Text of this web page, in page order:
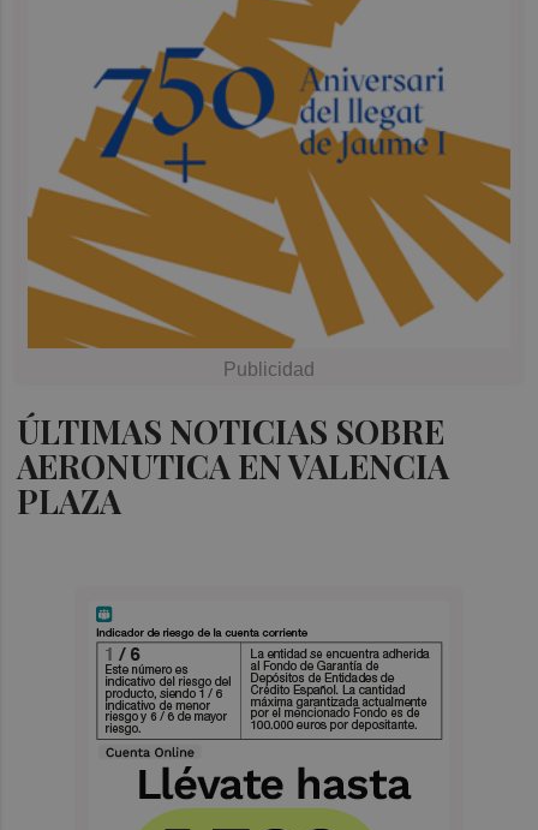
ÚLTIMAS NOTICIAS SOBRE
AERONUTICA EN VALENCIA
PLAZA